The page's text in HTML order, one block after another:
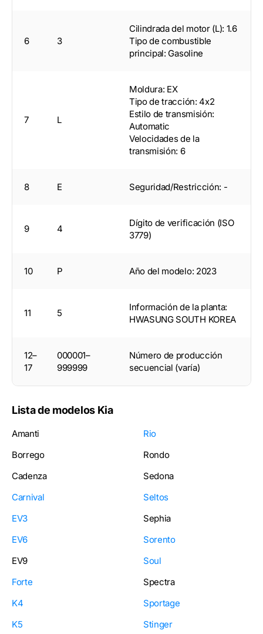
6 3
Cilindrada del motor (L): 1.6
Tipo de combustible
principal: Gasoline
7 L
Moldura: EX
Tipo de tracción: 4x2
Estilo de transmisión:
Automatic
Velocidades de la
transmisión: 6
8 E Seguridad/Restricción: -
9 4
Dígito de verificación (ISO
3779)
10 P Año del modelo: 2023
11 5
Información de la planta:
HWASUNG SOUTH KOREA
12–
17
000001–
999999
Número de producción
secuencial (varía)
Lista de modelos Kia
Amanti
Borrego
Cadenza
Carnival
EV3
EV6
EV9
Forte
K4
K5
Rio
Rondo
Sedona
Seltos
Sephia
Sorento
Soul
Spectra
Sportage
Stinger